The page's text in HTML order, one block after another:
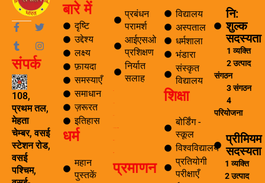
F
a
c
e
b
o
o
k
-
f
T
i
t
T
u
m
b
l
r
I
s
a
m
संपर्क
108,
प्रथम तल,
मेहता
चेम्बर, वसई
स्टेशन रोड,
वसई
पश्चिम,
बारे में
दृष्टि
उद्देश्य
लक्ष्य
फ़ायदा
समस्याएँ
समाधान
ज़रूरत
इतिहास
धर्म
महान
पुस्तकें
प्रबंधन
परामर्श
आईएसओ
प्रशिक्षण
निर्यात
सलाह
प्रमाणन
विद्यालय
अस्पताल
धर्मशाला
भंडारा
संस्कृत
विद्यालय
शिक्षा
बोर्डिंग -
स्कूल
विश्वविद्यालय
प्रतियोगी
परीक्षाएँ
नि:
शुल्क
सदस्यता
1 व्यक्ति
2 उत्पाद
संगठन
3 संगठन
4
परियोजना
प्रीमियम
सदस्यता
1 व्यक्ति
2 उत्पाद